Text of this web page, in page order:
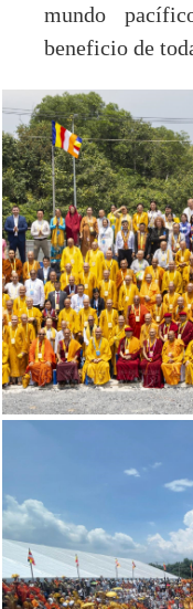
mundo
beneficio de